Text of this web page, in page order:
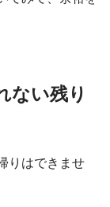
ない残り
りはできませ